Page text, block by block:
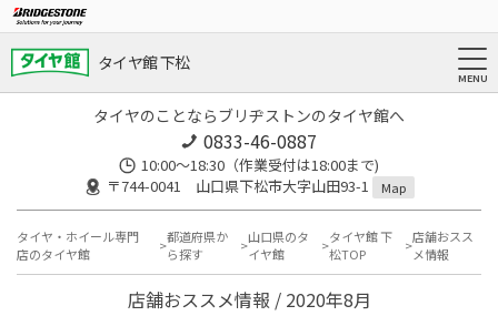
タイヤ館 下松
タイヤのことならブリヂストンのタイヤ館へ
0833-46-0887
10:00～18:30（作業受付は18:00まで)
〒744-0041 山口県下松市大字山田93-1
Map
タイヤ・ホイール専門
店のタイヤ館
都道府県か
ら探す
山口県のタ
イヤ館
タイヤ館 下
松TOP
店舗おスス
メ情報
店舗おススメ情報 / 2020年8月